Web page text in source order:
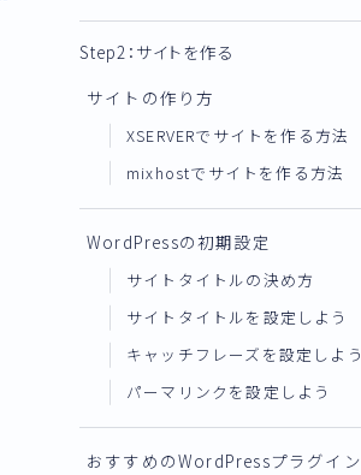
Step2：サイトを作る
サイトの作り方
XSERVERでサイトを作る方法
mixhostでサイトを作る方法
WordPressの初期設定
サイトタイトルの決め方
サイトタイトルを設定しよう
キャッチフレーズを設定しよう
パーマリンクを設定しよう
おすすめのWordPressプラグイン